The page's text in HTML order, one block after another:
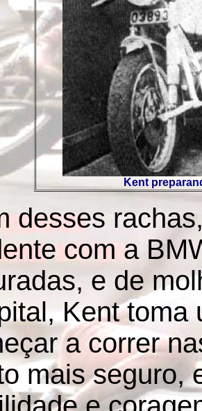
Kent
desses
com a
e de
Kent toma
a correr
mais seguro,